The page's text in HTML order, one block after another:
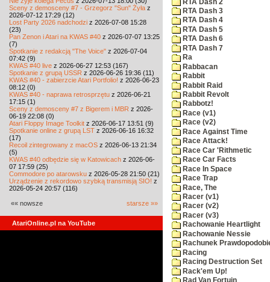
Sceny z demosceny #7 - Grzegorz "Sun" Żyła z
2026-07-12 17:29 (12)
Lost Party 2026 nadchodzi z 2026-07-08 15:28
(23)
Pan Zenon i Atari na KWAS #40 z 2026-07-07 13:25
(7)
Spotkanie z redakcją "The Voice" z 2026-07-04
07:42 (9)
KWAS #40 live z 2026-06-27 12:53 (167)
Spotkanie z grupą USSR z 2026-06-26 19:36 (11)
KWAS #40 - zabierzcie Atari Portfolio! z 2026-06-23
08:12 (0)
KWAS #40 - naprawa retrosprzętu z 2026-06-21
17:15 (1)
Sceny z demosceny #7 z Bigerem i MBR z 2026-
06-19 22:08 (0)
Atari Floppy Image Toolkit z 2026-06-17 13:51 (9)
Spotkanie online z grupą LST z 2026-06-16 16:32
(17)
Recoil zintegrowany z macOS z 2026-06-13 21:34
(5)
KWAS #40 odbędzie się w Katowicach z 2026-06-
07 17:59 (25)
Commodore po atarowsku z 2026-05-28 21:50 (21)
Urządzenie z rekordowo szybką transmisją SIO! z
2026-05-24 20:57 (116)
«« nowsze starsze »»
AtariOnline.pl na YouTube
RTA Dash 2
RTA Dash 3
RTA Dash 4
RTA Dash 5
RTA Dash 6
RTA Dash 7
Ra
Rabbacan
Rabbit
Rabbit Raid
Rabbit Revolt
Rabbotz!
Race (v1)
Race (v2)
Race Against Time
Race Attack!
Race Car 'Rithmetic
Race Car Facts
Race In Space
Race Trap
Race, The
Racer (v1)
Racer (v2)
Racer (v3)
Rachowanie Heartlight
Rachowanie Nessie
Rachunek
Racing
Racing Destruction Set
Rack'em Up!
Rad Van Fortuin